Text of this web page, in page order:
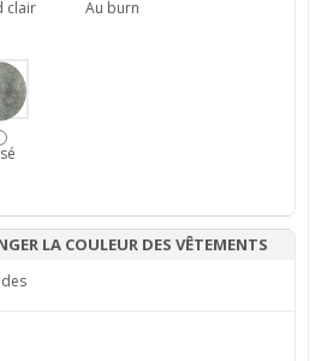
clair Au burn
LA COULEUR DES VÊTEMENTS